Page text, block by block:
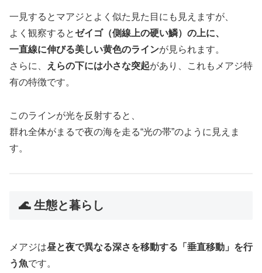
一見するとマアジとよく似た見た目にも見えますが、
よく観察するとゼイゴ（側線上の硬い鱗）の上に、
一直線に伸びる美しい黄色のラインが見られます。
さらに、
えらの下には小さな突起があり、これもメアジ特
有の特徴です。
このラインが光を反射すると、
群れ全体がまるで夜の海を走る“光の帯”のように見えま
す。
🌊 生態と暮らし
メアジは昼と夜で異なる深さを移動する「垂直移動」を行
う魚です。